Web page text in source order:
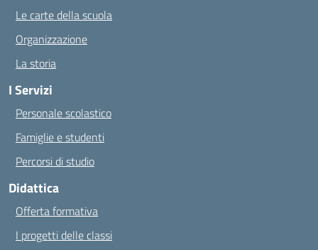
Le carte della scuola
Organizzazione
La storia
I Servizi
Personale scolastico
Famiglie e studenti
Percorsi di studio
Didattica
Offerta formativa
I progetti delle classi